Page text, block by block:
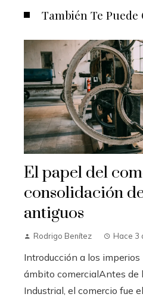
También Te Puede
El papel del
consolidación
antiguos
Rodrigo Benítez Hace 3
Introducción a los
ámbito comercialAntes de
Industrial, el comercio fue